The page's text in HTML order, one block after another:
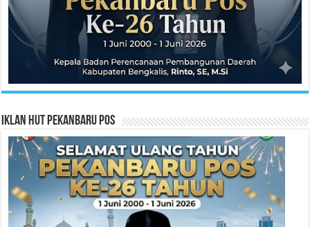
Iklan HUT Pekanbaru Pos